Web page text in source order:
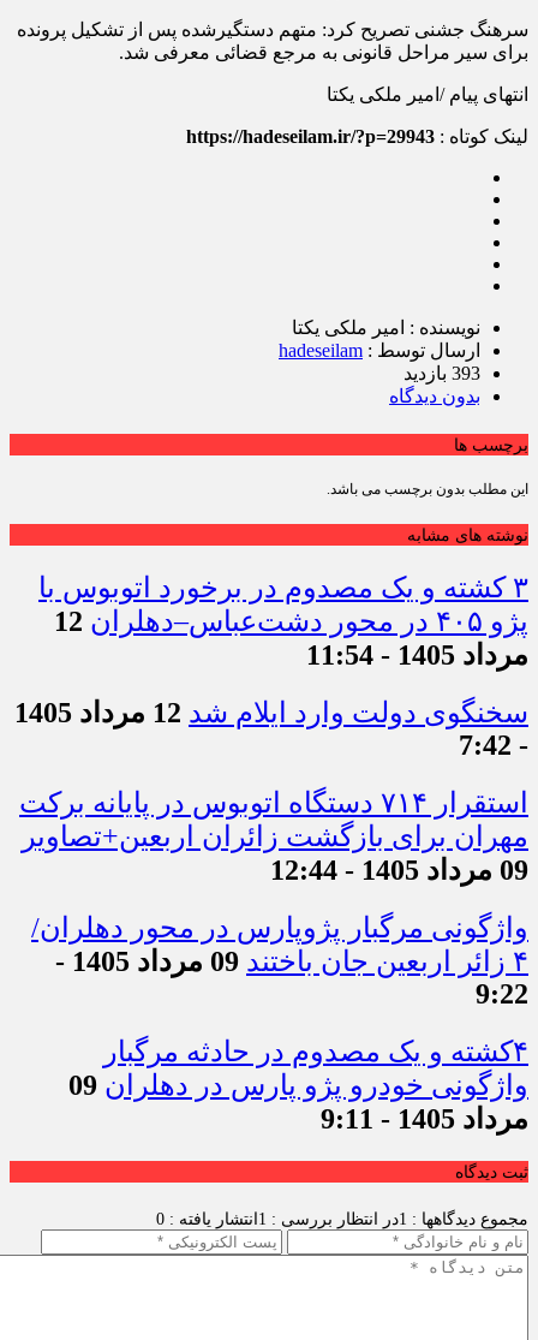
سرهنگ جشنی تصریح کرد: متهم دستگیرشده پس از تشکیل پرونده
برای سیر مراحل قانونی به مرجع قضائی معرفی شد.
انتهای پیام /امیر ملکی یکتا
لینک کوتاه : https://hadeseilam.ir/?p=29943
نویسنده : امیر ملکی یکتا
ارسال توسط : hadeseilam
393 بازدید
بدون دیدگاه
برچسب ها
این مطلب بدون برچسب می باشد.
نوشته های مشابه
۳ کشته و یک مصدوم در برخورد اتوبوس با
پژو ۴۰۵ در محور دشت‌عباس–دهلران
12
مرداد 1405 - 11:54
سخنگوی دولت وارد ایلام شد
12 مرداد 1405
- 7:42
استقرار ۷۱۴ دستگاه اتوبوس در پایانه برکت
مهران برای بازگشت زائران اربعین+تصاویر
09 مرداد 1405 - 12:44
واژگونی مرگبار پژوپارس در محور دهلران/
۴ زائر اربعین جان باختند
09 مرداد 1405 -
9:22
۴کشته و یک مصدوم در حادثه مرگبار
واژگونی خودرو پژو پارس در دهلران 09
مرداد 1405 - 9:11
ثبت دیدگاه
مجموع دیدگاهها : 1 در انتظار بررسی : 1 انتشار یافته : 0